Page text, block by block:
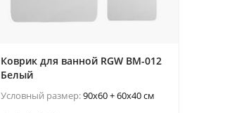
Коврик для ванной RGW BM-012
Белый
Условный размер:90x60 + 60x40 см